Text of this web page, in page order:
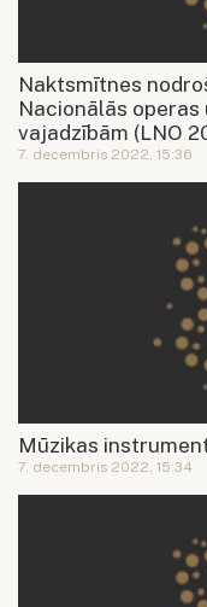
Naktsmītnes
Nacionālās
vajadzībām (LNO
7. decembris 2022, 15:36
Mūzikas
7. decembris 2022, 15:34